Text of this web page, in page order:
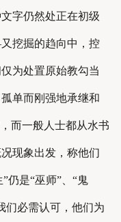
字仍然处正在初级
挖掘的趋向中，控
为处置原始教勾当
单而刚强地承继和
而一般人士都从水书
现象出发，称他们
仍是“巫师”、“鬼
们必需认可，他们为